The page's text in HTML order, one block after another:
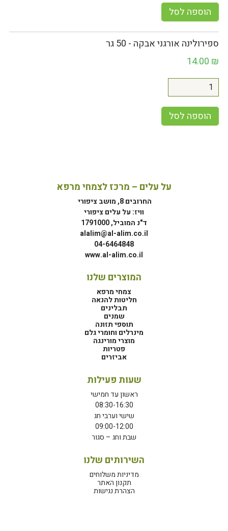
הוספה לסל
ספירולינה אורגני אבקה - 50 גר
14.00 ₪
הוספה לסל
על עלים – מרכז לצמחי מרפא
החרובים 8, מושב ציפורי
וויז: על עלים ציפורי
ד"נ המוביל, 1791000
alalim@al-alim.co.il
04-6464848
www.al-alim.co.il
המוצרים שלנו
צמחי מרפא
חליטות להנאה
תבלינים
שמנים
תוספי תזונה
מינרלים וחומרי גלם
מוצרי מורינגה
פטריות
אביזרים
שעות פעילות
ראשון עד חמישי
08:30-16:30
שישי וערבי חג
09:00-12:00
שבת וחג – סגור
השירותים שלנו
מדיניות משלוחים
תקנון האתר
הצהרת נגישות